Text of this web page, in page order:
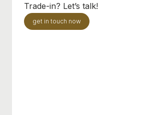
Trade-in? Let’s talk!
get in touch now